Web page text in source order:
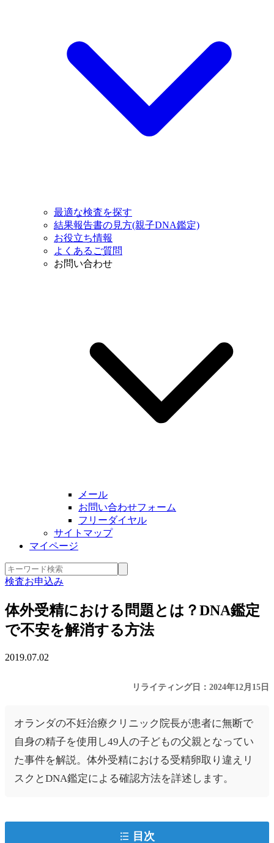
最適な検査を探す
結果報告書の見方(親子DNA鑑定)
お役立ち情報
よくあるご質問
お問い合わせ
メール
お問い合わせフォーム
フリーダイヤル
サイトマップ
マイページ
検査お申込み
体外受精における問題とは？DNA鑑定
で不安を解消する方法
2019.07.02
リライティング日：2024年12月15日
オランダの不妊治療クリニック院長が患者に無断で
自身の精子を使用し49人の子どもの父親となってい
た事件を解説。体外受精における受精卵取り違えリ
スクとDNA鑑定による確認方法を詳述します。
目次